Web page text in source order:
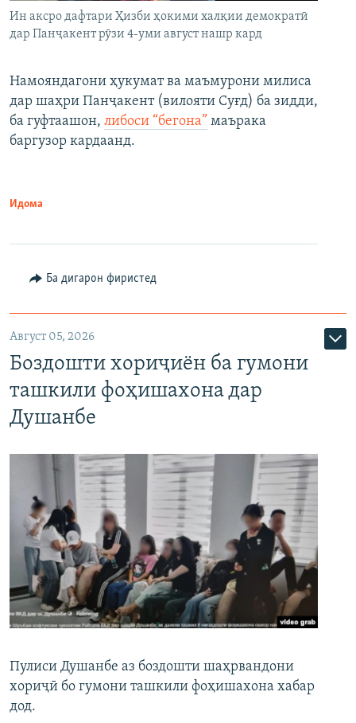
Ин аксро дафтари Ҳизби ҳокими халқии демократӣ
дар Панҷакент рӯзи 4-уми август нашр кард
Намояндагони ҳукумат ва маъмурони милиса
дар шаҳри Панҷакент (вилояти Суғд) ба зидди,
ба гуфтаашон, либоси “бегона” маърака
баргузор кардаанд.
Идома
Ба дигарон фиристед
Август 05, 2026
Боздошти хориҷиён ба гумони
ташкили фоҳишахона дар
Душанбе
Пулиси Душанбе аз боздошти шаҳрвандони
хориҷӣ бо гумони ташкили фоҳишахона хабар
дод.